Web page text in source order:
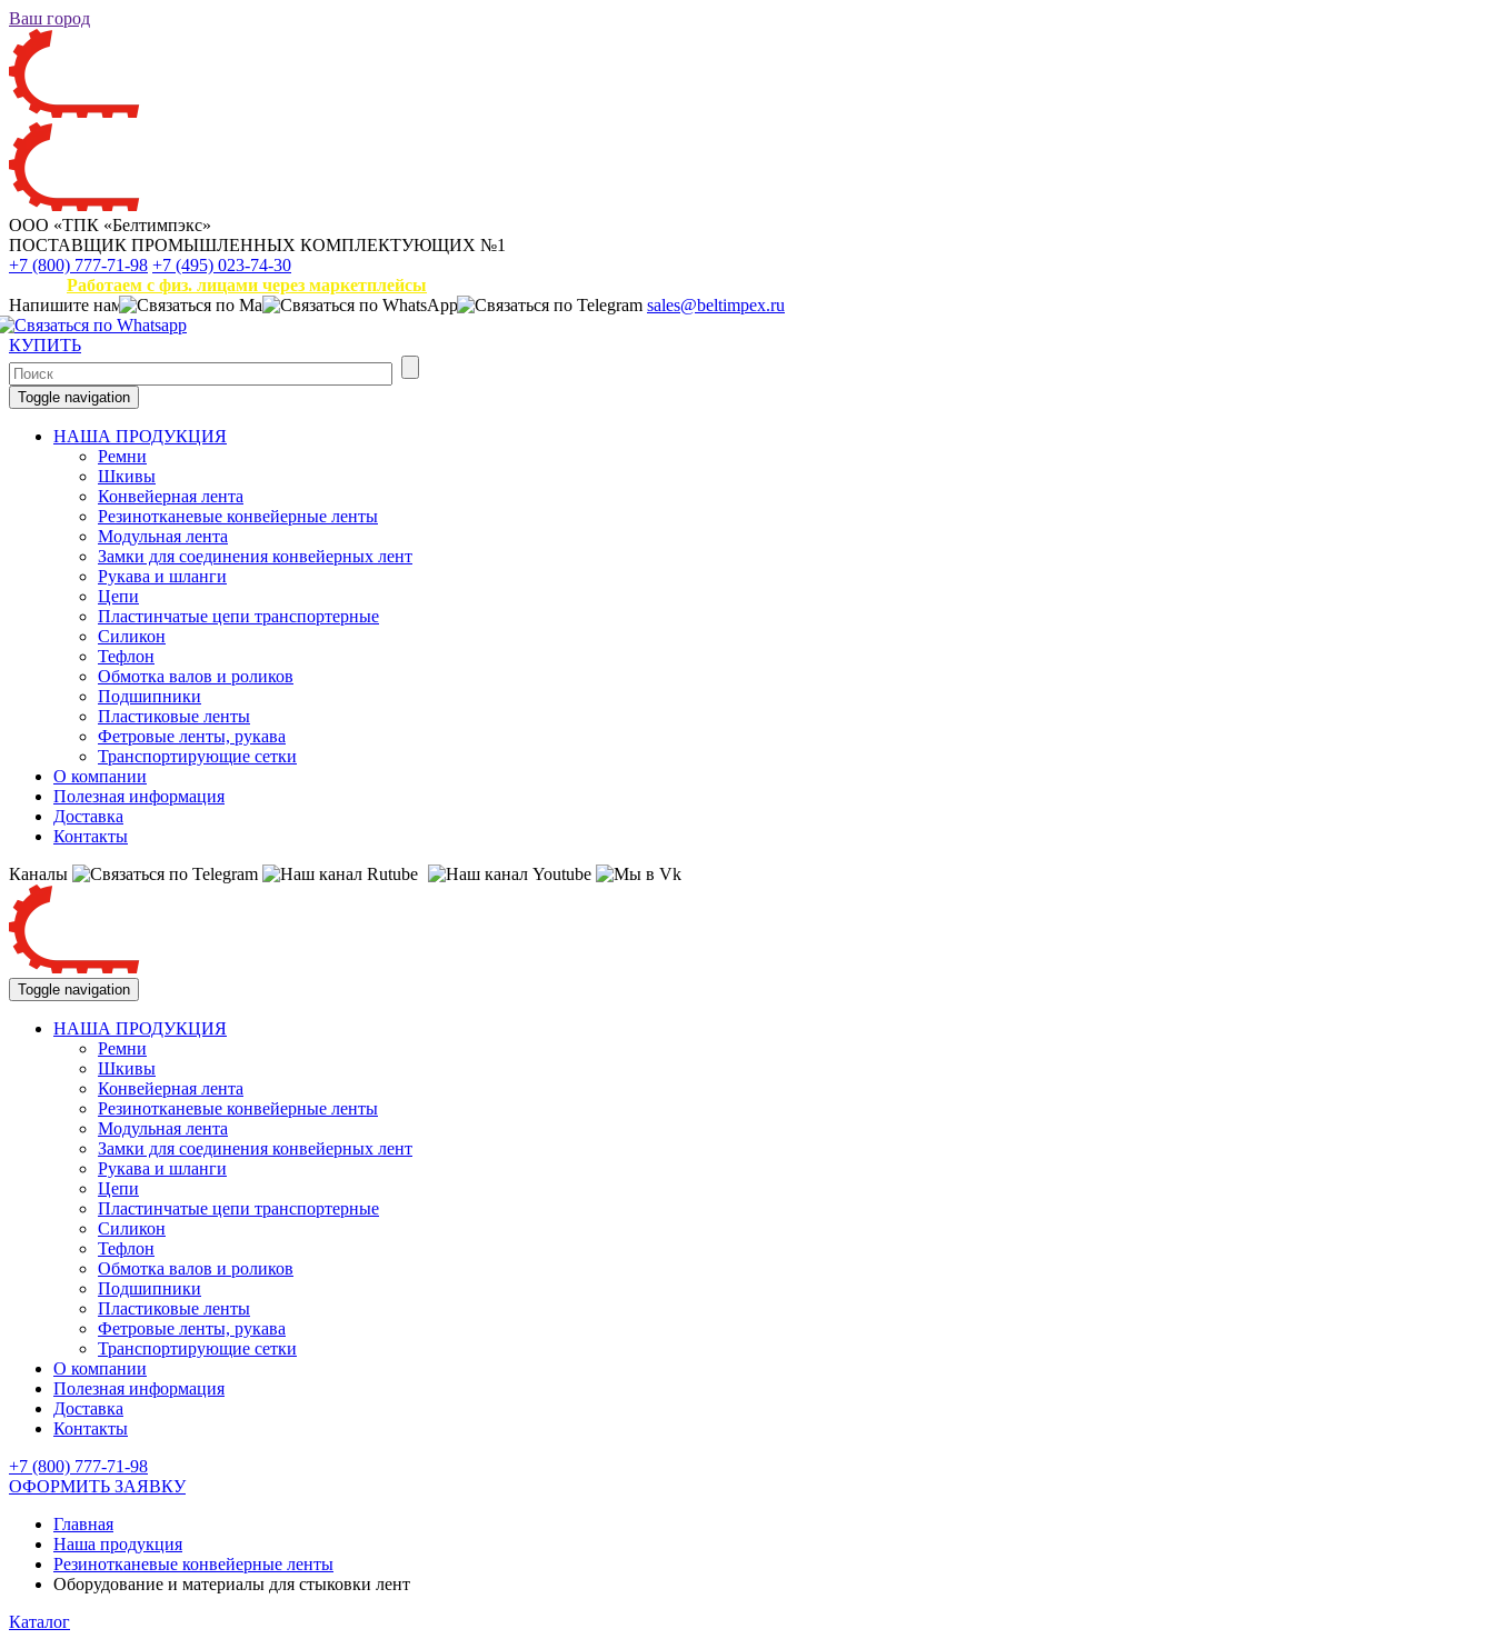
Ваш город
ООО «ТПК «Белтимпэкс»
ПОСТАВЩИК ПРОМЫШЛЕННЫХ КОМПЛЕКТУЮЩИХ №1
+7 (800) 777-71-98 +7 (495) 023-74-30
Работаем с физ. лицами через маркетплейсы
Напишите нам
sales@beltimpex.ru
КУПИТЬ
Toggle navigation
НАША ПРОДУКЦИЯ
Ремни
Шкивы
Конвейерная лента
Резинотканевые конвейерные ленты
Модульная лента
Замки для соединения конвейерных лент
Рукава и шланги
Цепи
Пластинчатые цепи транспортерные
Силикон
Тефлон
Обмотка валов и роликов
Подшипники
Пластиковые ленты
Фетровые ленты, рукава
Транспортирующие сетки
О компании
Полезная информация
Доставка
Контакты
Каналы
Toggle navigation
НАША ПРОДУКЦИЯ
Ремни
Шкивы
Конвейерная лента
Резинотканевые конвейерные ленты
Модульная лента
Замки для соединения конвейерных лент
Рукава и шланги
Цепи
Пластинчатые цепи транспортерные
Силикон
Тефлон
Обмотка валов и роликов
Подшипники
Пластиковые ленты
Фетровые ленты, рукава
Транспортирующие сетки
О компании
Полезная информация
Доставка
Контакты
+7 (800) 777-71-98
ОФОРМИТЬ ЗАЯВКУ
Главная
Наша продукция
Резинотканевые конвейерные ленты
Оборудование и материалы для стыковки лент
Каталог